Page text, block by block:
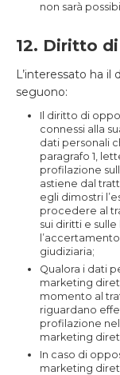
non sarà
12. Diritto
L’interessato ha
seguono:
Il diritto di
connessi alla
dati personali
paragrafo 1,
profilazione
astiene dal
egli dimostri
procedere al
sui diritti e
giudiziaria;
Qualora i dati
marketing
momento al
riguardano
profilazione
marketing
In caso di
marketing